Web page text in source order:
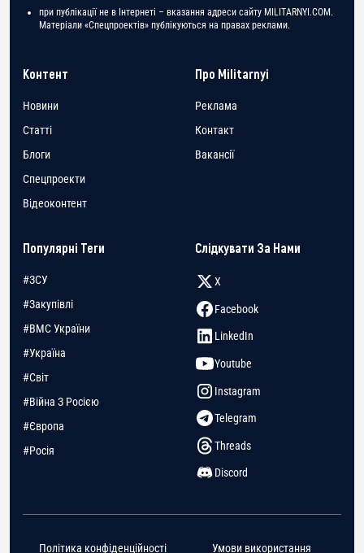
при публікації не в Інтернеті – вказання адреси сайту MILITARNYI.COM.
Матеріали «Спецпроектів» публікуються на правах реклами.
Контент
Новини
Статті
Блоги
Спецпроекти
Відеоконтент
Про Militarnyi
Реклама
Контакт
Вакансії
Популярні Теги
#ЗСУ
#Закупівлі
#ВМС України
#Україна
#Світ
#Війна З Росією
#Європа
#Росія
Слідкувати За Нами
X
Facebook
LinkedIn
Youtube
Instagram
Telegram
Threads
Discord
Політика конфіденційності Умови використання